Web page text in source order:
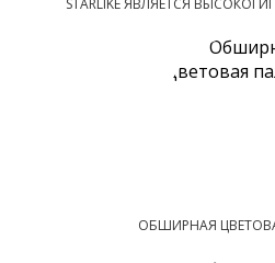
STARLIKE ЯВЛЯЕТСЯ
ОБШИРНАЯ